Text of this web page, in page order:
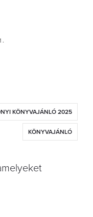
KÖNYVAJÁNLÓ 2025
KÖNYVAJÁNLÓ